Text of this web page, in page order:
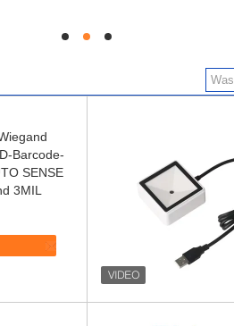
hd hd hd
Barcode-
SENSE
3MIL